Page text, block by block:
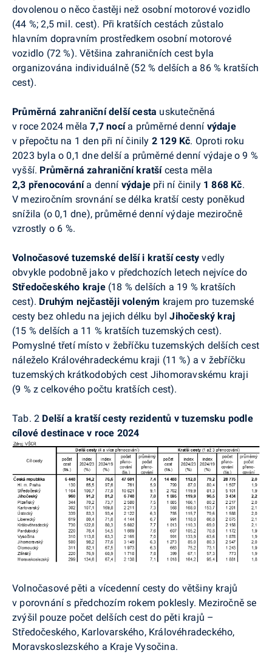
dovolenou o něco častěji než osobní motorové vozidlo
(44 %; 2,5 mil. cest). Při kratších cestách zůstalo
hlavním dopravním prostředkem osobní motorové
vozidlo (72 %). Většina zahraničních cest byla
organizována individuálně (52 % delších a 86 % kratších
cest).
Průměrná zahraniční delší cesta uskutečněná
v roce 2024 měla7,7 nocía průměrné denní výdaje
v přepočtu na 1 den při ní činily 2 129 Kč. Oproti roku
2023 byla o 0,1 dne delší a průměrné denní výdaje o 9 %
vyšší. Průměrná zahraniční kratšícesta měla
2,3 přenocovánía denní výdaje při ní činily 1 868 Kč.
V meziročním srovnání se délka kratší cesty poněkud
snížila (o 0,1 dne), průměrné denní výdaje meziročně
vzrostly o 6 %.
Volnočasové tuzemské delší i kratší cesty vedly
obvykle podobně jako v předchozích letech nejvíce do
Středočeského kraje(18 % delších a 19 % kratších
cest). Druhým nejčastěji voleným krajem pro tuzemské
cesty bez ohledu na jejich délku bylJihočeský kraj
(15 % delších a 11 % kratších tuzemských cest).
Pomyslné třetí místo v žebříčku tuzemských delších cest
náleželo Královéhradeckému kraji (11 %) a v žebříčku
tuzemských krátkodobých cest Jihomoravskému kraji
(9 % z celkového počtu kratších cest).
Tab. 2 Delší a kratší cesty rezidentů v tuzemsku podle
cílové destinace v roce 2024
Volnočasové pěti a vícedenní cesty do většiny krajů
v porovnání s předchozím rokem poklesly. Meziročně se
zvýšil pouze počet delších cest do pěti krajů –
Středočeského, Karlovarského, Královéhradeckého,
Moravskoslezského a Kraje Vysočina.